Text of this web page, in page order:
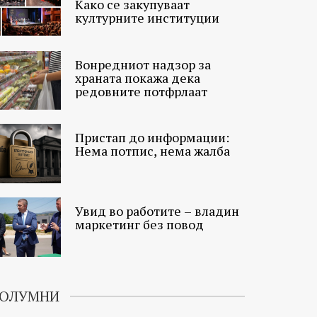
Како се закупуваат
културните институции
Вонредниот надзор за
храната покажа дека
редовните потфрлаат
Пристап до информации:
Нема потпис, нема жалба
Увид во работите – владин
маркетинг без повод